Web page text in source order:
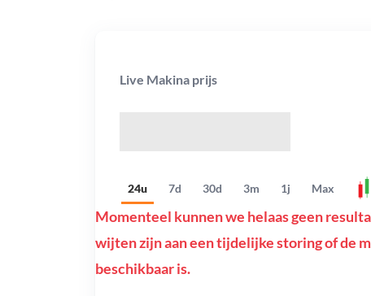
Live Makina prijs
24u 7d 30d 3m 1j Max
Momenteel kunnen we helaas geen
wijten zijn aan een tijdelijke storing of de
beschikbaar is.